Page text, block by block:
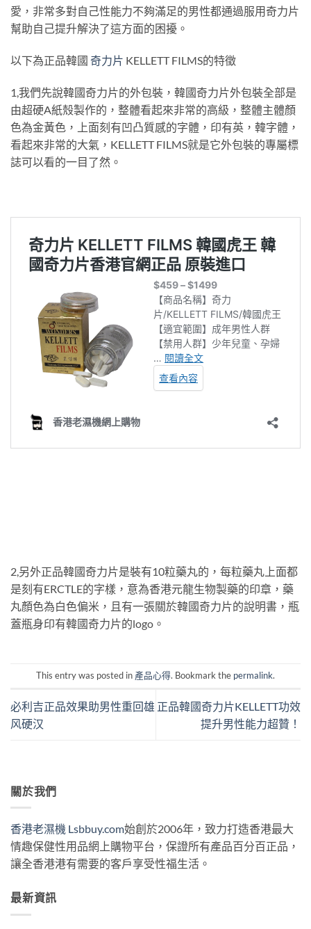
愛，非常多對自己性能力不夠滿足的男性都通過服用奇力片
幫助自己提升解決了這方面的困擾。
以下為正品韓國 奇力片 KELLETT FILMS的特徵
1,我們先說韓國奇力片的外包裝，韓國奇力片外包裝全部是
由超硬A紙殼製作的，整體看起來非常的高級，整體主體顏
色為金黃色，上面刻有凹凸質感的字體，印有英，韓字體，
看起來非常的大氣，KELLETT FILMS就是它外包裝的專屬標
誌可以看的一目了然。
2,另外正品韓國奇力片是裝有10粒藥丸的，每粒藥丸上面都
是刻有ERCTLE的字樣，意為香港元龍生物製藥的印章，藥
丸顏色為白色偏米，且有一張關於韓國奇力片的說明書，瓶
蓋瓶身印有韓國奇力片的logo。
This entry was posted in 產品心得. Bookmark the permalink.
必利吉正品效果助男性重回雄
风硬汉
正品韓國奇力片KELLETT功效
提升男性能力超贊！
關於我們
香港老濕機 Lsbbuy.com始創於2006年，致力打造香港最大
情趣保健性用品網上購物平台，保證所有產品百分百正品，
讓全香港港有需要的客戶享受性福生活。
最新資訊